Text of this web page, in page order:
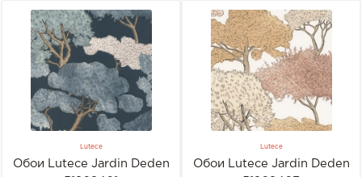
Lutece
Обои Lutece Jardin Deden
Lutece
Обои Lutece Jardin Deden